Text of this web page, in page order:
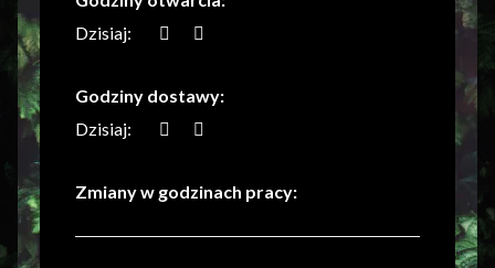
Dzisiaj:
Godziny dostawy:
Dzisiaj:
Zmiany w godzinach pracy: